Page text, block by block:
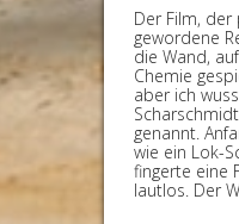
Der Film,
gewordene
die Wand,
Chemie
aber ich
genannt.
wie ein Lok-
fingerte eine
lautlos. Der